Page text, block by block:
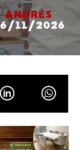
11/2026